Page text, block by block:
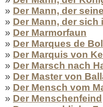
» Der Mann, der
» Der Mann, der sich
» Der Marmorfaun
» Der Marques de
» Der Marquis von
» Der Marsch nach
» Der Master von
» Der Mensch vom
» Der Menschenfeind